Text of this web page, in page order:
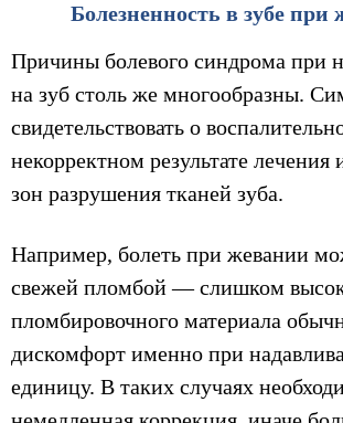
Болезненность в зубе при
Причины болевого синдрома при
на зуб столь же многообразны.
свидетельствовать о
некорректном результате
зон разрушения тканей зуба.
Например, болеть при жевании
свежей пломбой — слишком
пломбировочного материала
дискомфорт именно при
единицу. В таких случаях